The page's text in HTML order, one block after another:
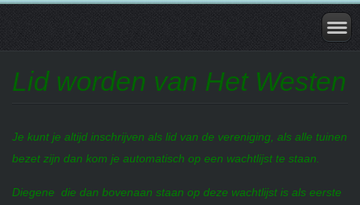
Lid worden van Het Westen
Je kunt je altijd inschrijven als lid van de vereniging, als alle tuinen
bezet zijn dan kom je automatisch op een wachtlijst te staan.
Diegene die dan bovenaan staan op deze wachtlijst is als eerste